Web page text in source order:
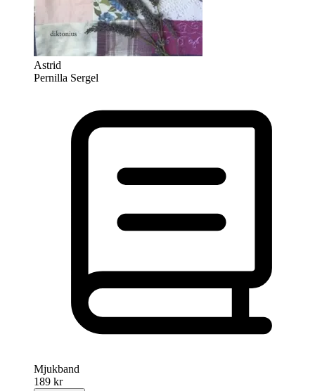
Astrid
Pernilla Sergel
Mjukband
189 kr